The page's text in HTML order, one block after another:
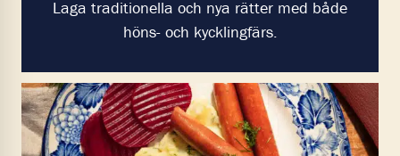
Laga traditionella och nya rätter med både
höns- och kycklingfärs.